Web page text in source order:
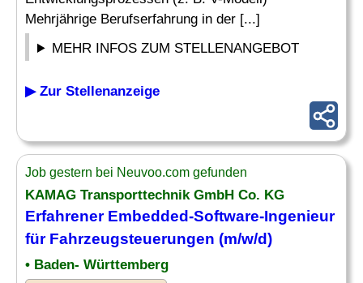
Mehrjährige Berufserfahrung in der [...]
MEHR INFOS ZUM STELLENANGEBOT
▶ Zur Stellenanzeige
Job gestern bei Neuvoo.com gefunden
KAMAG Transporttechnik GmbH Co. KG
Erfahrener Embedded-Software-Ingenieur
für Fahrzeugsteuerungen (m/w/d)
• Baden- Württemberg